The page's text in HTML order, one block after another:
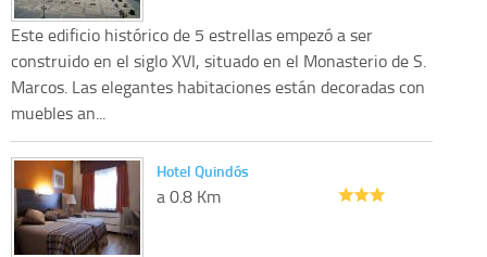
Este edificio histórico de 5 estrellas empezó a ser
construido en el siglo XVI, situado en el Monasterio de S.
Marcos. Las elegantes habitaciones están decoradas con
muebles an...
Hotel Quindós
a 0.8 Km